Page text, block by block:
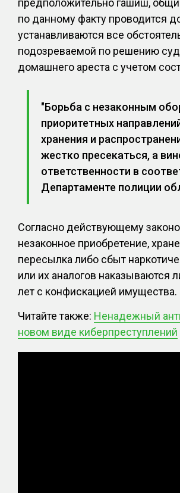
предположительно гашиш,
по данному факту проводится
устанавливаются все
подозреваемой по решению
домашнего ареста с учетом
"Борьба с незаконным
приоритетных
хранения и
жестко пресекаться, а
ответственности в
Департаменте полиции
Согласно действующему
незаконное приобретение,
пересылка либо сбыт
или их аналогов наказываются
лет с конфискацией имущества.
Читайте также: Ненадежный
новом виде киберпреступлений